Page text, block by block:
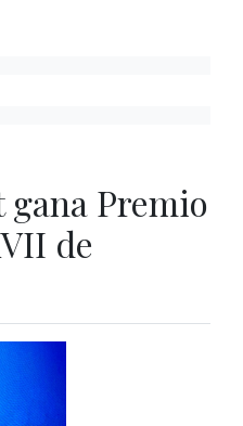
Premio
de